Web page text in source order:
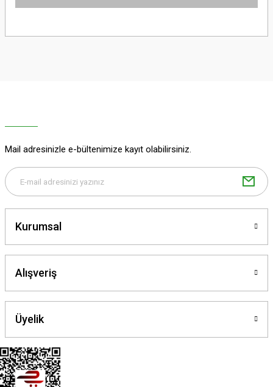
yetersiz gördüğünüz noktaları öneri formunu kullanarak tarafımıza
Bu ürüne benzer farklı alternatifler olmalı.
Mail adresinizle e-bültenimize kayıt olabilirsiniz.
Kurumsal
Alışveriş
Üyelik